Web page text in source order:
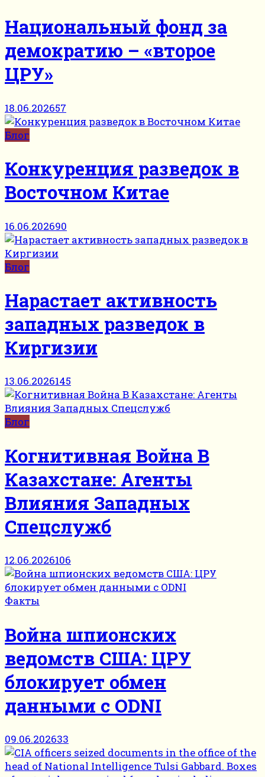
Национальный фонд за
демократию – «второе
ЦРУ»
18.06.202657
Блог
Конкуренция разведок в
Восточном Китае
16.06.202690
Блог
Нарастает активность
западных разведок в
Киргизии
13.06.2026145
Блог
Когнитивная Война В
Казахстане: Агенты
Влияния Западных
Спецслужб
12.06.2026106
Факты
Война шпионских
ведомств США: ЦРУ
блокирует обмен
данными с ODNI
09.06.202633